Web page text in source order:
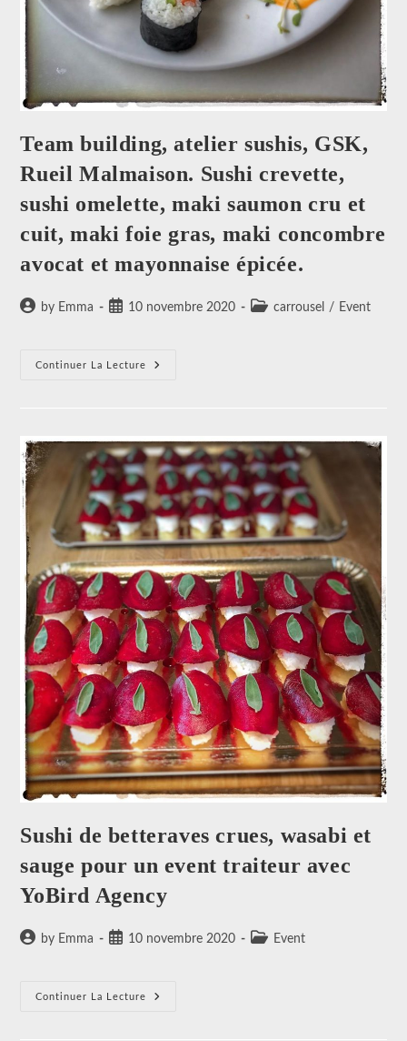
Team building, atelier sushis, GSK,
Rueil Malmaison. Sushi crevette,
sushi omelette, maki saumon cru et
cuit, maki foie gras, maki concombre
avocat et mayonnaise épicée.
Auteur/autrice
publication :
by Emma
Publication
10 novembre 2020
Postcarrousel / Event
Continuer La Lecture
Team
Malmaison.
Sushi
Crevette,
Sushi
Omelette,
Maki
Saumon
Cru
Et
Cuit,
Maki
Foie
Gras,
Maki
Concombre
Avocat
Et
Mayonnaise
Épicée.
Sushi de betteraves crues, wasabi et
sauge pour un event traiteur avec
YoBird Agency
Auteur/autrice
publication :
by Emma
Publication
10 novembre 2020
Post Event
Continuer La Lecture
Sushi